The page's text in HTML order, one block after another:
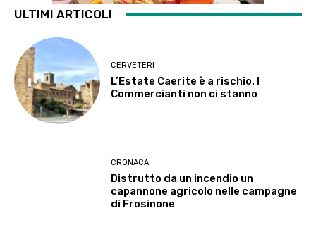
ULTIMI ARTICOLI
CERVETERI
L’Estate Caerite è a rischio. I
Commercianti non ci stanno
CRONACA
Distrutto da un incendio un
capannone agricolo nelle campagne
di Frosinone